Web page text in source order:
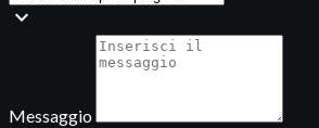
expand_more
Messaggio